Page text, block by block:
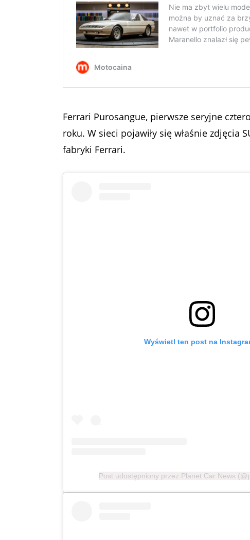
Ferrari Purosangue, pierwsze seryjne
roku. W sieci pojawiły się właśnie zdjęcia
fabryki Ferrari.
Wyświetl ten post na
Post udostępniony przez Planet Car News